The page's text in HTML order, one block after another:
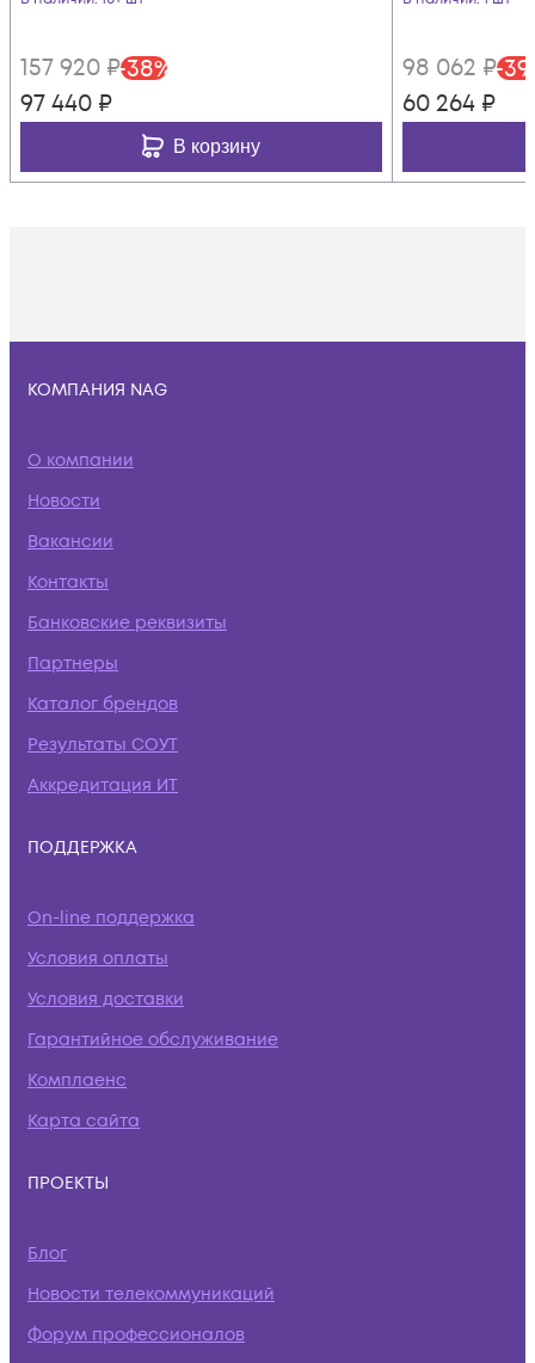
157 920 ₽-38%
97 440 ₽
В корзину
98 062 ₽-39
60 264 ₽
КОМПАНИЯ NAG
О компании
Новости
Вакансии
Контакты
Банковские реквизиты
Партнеры
Каталог брендов
Результаты СОУТ
Аккредитация ИТ
ПОДДЕРЖКА
On-line поддержка
Условия оплаты
Условия доставки
Гарантийное обслуживание
Комплаенс
Карта сайта
ПРОЕКТЫ
Блог
Новости телекоммуникаций
Форум профессионалов